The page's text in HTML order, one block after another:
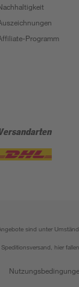
Programm
sind unter
hier